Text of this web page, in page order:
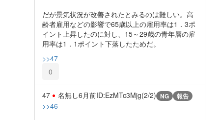
だが景気状況が改善されたとみるのは難しい。高
齢者雇用などの影響で65歳以上の雇用率は1．3ポ
イント上昇したのに対し、15～29歳の青年層の雇
用率は1．1ポイント下落したためだ。
>>47
0
47 名無し6月前ID:EzMTc3Mjg(2/2) NG 報告
>>46